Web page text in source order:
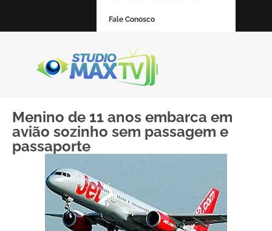
Fale Conosco
Menino de 11 anos embarca em
avião sozinho sem passagem e
passaporte